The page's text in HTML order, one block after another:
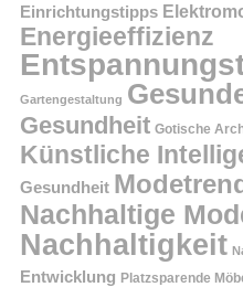
Einrichtungstipps
Energieeffizienz
Gartengestaltung
Gesundheit Gotische
Künstliche
Gesundheit
Nachhaltige
Nachhaltigkeit
Entwicklung Platzsparende